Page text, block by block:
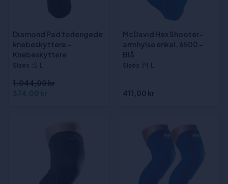
Diamond Pad forlengede
knebeskyttere -
Knebeskyttere
Sizes :S, L
1.044,00 kr
374,00 kr
McDavid Hex Shooter-
armhylse enkel, 6500 -
Blå
Sizes :M, L
411,00 kr